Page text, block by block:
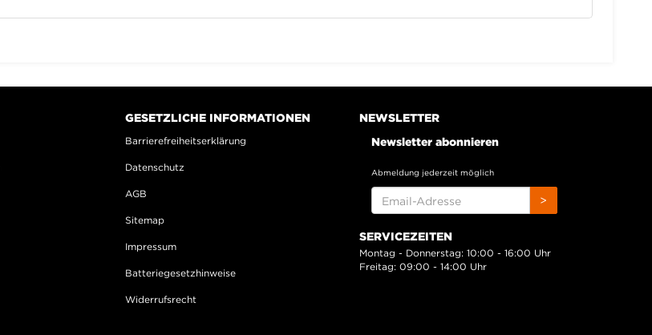
GESETZLICHE INFORMATIONEN
Barrierefreiheitserklärung
Datenschutz
AGB
Sitemap
Impressum
Batteriegesetzhinweise
Widerrufsrecht
NEWSLETTER
Newsletter abonnieren
Abmeldung jederzeit möglich
ADRESSE
>
SERVICEZEITEN
Montag - Donnerstag: 10:00 - 16:00 Uhr
Freitag: 09:00 - 14:00 Uhr